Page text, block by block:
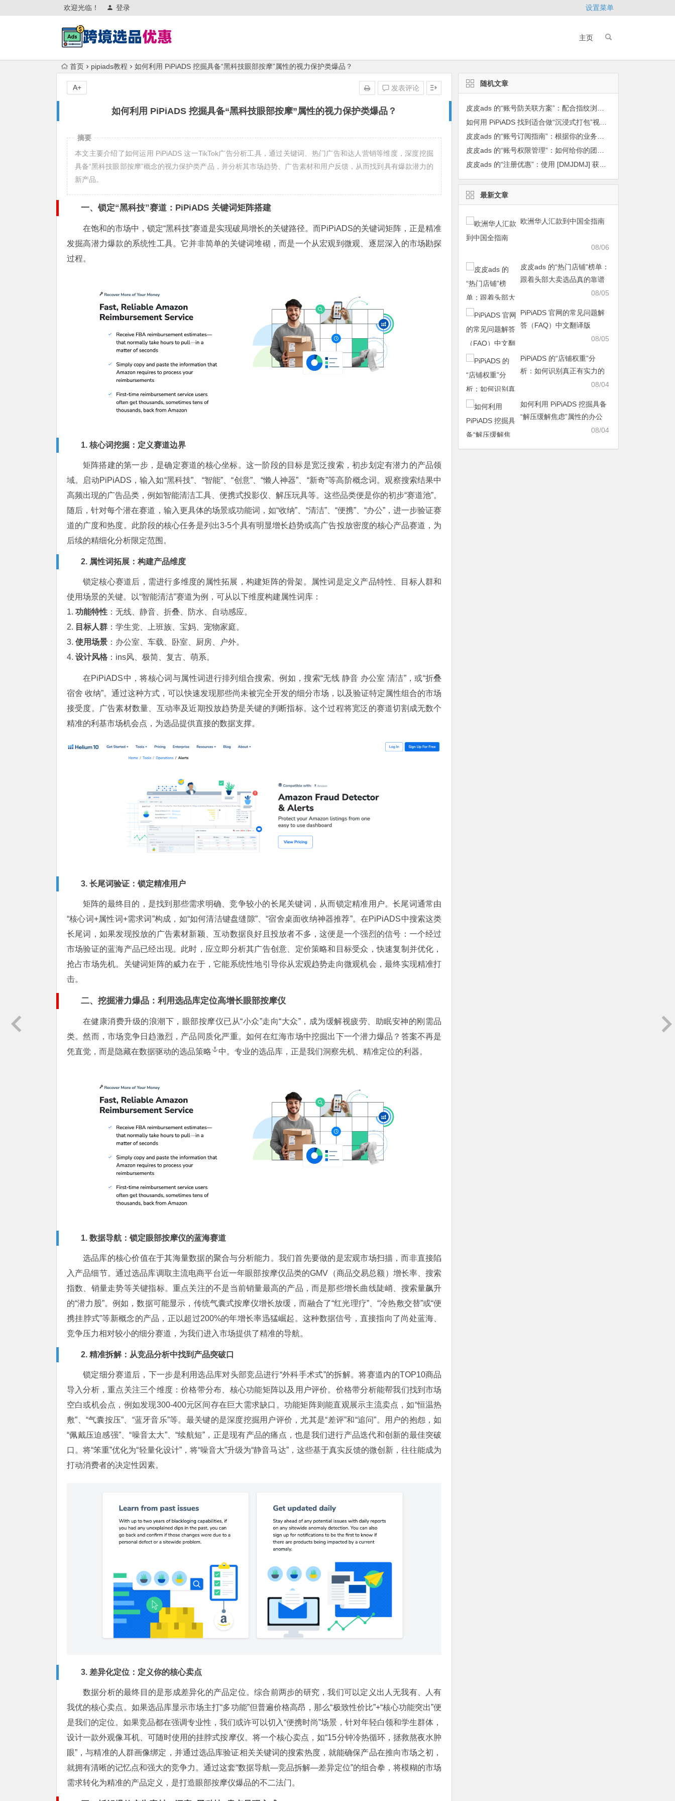
欢迎光临！ 登录 设置菜单
主页
首页 pipiads教程 如何利用 PiPiADS 挖掘具备“黑科技眼部按摩”属性的视力保护类爆品？
如何利用 PiPiADS 挖掘具备“黑科技眼部按摩”属性的视力保护类爆品？
发表评论
A+
摘要
本文主要介绍了如何运用 PiPiADS 这一TikTok广告分析工具，通过关键词、热门广告和达人营销等维度，深度挖掘
具备“黑科技眼部按摩”概念的视力保护类产品，并分析其市场趋势、广告素材和用户反馈，从而找到具有爆款潜力的
新产品。
一、锁定“黑科技”赛道：PiPiADS 关键词矩阵搭建
在饱和的市场中，锁定“黑科技”赛道是实现破局增长的关键路径。而PiPiADS的关键词矩阵，正是精准
发掘高潜力爆款的系统性工具。它并非简单的关键词堆砌，而是一个从宏观到微观、逐层深入的市场勘探
过程。
1. 核心词挖掘：定义赛道边界
矩阵搭建的第一步，是确定赛道的核心坐标。这一阶段的目标是宽泛搜索，初步划定有潜力的产品领
域。启动PiPiADS，输入如“黑科技”、“智能”、“创意”、“懒人神器”、“新奇”等高阶概念词。观察搜索结果中
高频出现的广告品类，例如智能清洁工具、便携式投影仪、解压玩具等。这些品类便是你的初步“赛道池”。
随后，针对每个潜在赛道，输入更具体的场景或功能词，如“收纳”、“清洁”、“便携”、“办公”，进一步验证赛
道的广度和热度。此阶段的核心任务是列出3-5个具有明显增长趋势或高广告投放密度的核心产品赛道，为
后续的精细化分析限定范围。
2. 属性词拓展：构建产品维度
锁定核心赛道后，需进行多维度的属性拓展，构建矩阵的骨架。属性词是定义产品特性、目标人群和
使用场景的关键。以“智能清洁”赛道为例，可从以下维度构建属性词库：
1. 功能特性 ：无线、静音、折叠、防水、自动感应。
2. 目标人群 ：学生党、上班族、宝妈、宠物家庭。
3. 使用场景 ：办公室、车载、卧室、厨房、户外。
4. 设计风格 ：ins风、极简、复古、萌系。
在PiPiADS中，将核心词与属性词进行排列组合搜索。例如，搜索“无线 静音 办公室 清洁”，或“折叠
宿舍 收纳”。通过这种方式，可以快速发现那些尚未被完全开发的细分市场，以及验证特定属性组合的市场
接受度。广告素材数量、互动率及近期投放趋势是关键的判断指标。这个过程将宽泛的赛道切割成无数个
精准的利基市场机会点，为选品提供直接的数据支撑。
3. 长尾词验证：锁定精准用户
矩阵的最终目的，是找到那些需求明确、竞争较小的长尾关键词，从而锁定精准用户。长尾词通常由
“核心词+属性词+需求词”构成，如“如何清洁键盘缝隙”、“宿舍桌面收纳神器推荐”。在PiPiADS中搜索这类
长尾词，如果发现投放的广告素材新颖、互动数据良好且投放者不多，这便是一个强烈的信号：一个经过
市场验证的蓝海产品已经出现。此时，应立即分析其广告创意、定价策略和目标受众，快速复制并优化，
抢占市场先机。关键词矩阵的威力在于，它能系统性地引导你从宏观趋势走向微观机会，最终实现精准打
击。
二、挖掘潜力爆品：利用选品库定位高增长眼部按摩仪
在健康消费升级的浪潮下，眼部按摩仪已从“小众”走向“大众”，成为缓解视疲劳、助眠安神的刚需品
类。然而，市场竞争日趋激烈，产品同质化严重。如何在红海市场中挖掘出下一个潜力爆品？答案不再是
凭直觉，而是隐藏在数据驱动的选品策略 中。专业的选品库，正是我们洞察先机、精准定位的利器。
1. 数据导航：锁定眼部按摩仪的蓝海赛道
选品库的核心价值在于其海量数据的聚合与分析能力。我们首先要做的是宏观市场扫描，而非直接陷
入产品细节。通过选品库调取主流电商平台近一年眼部按摩仪品类的GMV（商品交易总额）增长率、搜索
指数、销量走势等关键指标。重点关注的不是当前销量最高的产品，而是那些增长曲线陡峭、搜索量飙升
的“潜力股”。例如，数据可能显示，传统气囊式按摩仪增长放缓，而融合了“红光理疗”、“冷热敷交替”或“便
携挂脖式”等新概念的产品，正以超过200%的年增长率迅猛崛起。这种数据信号，直接指向了尚处蓝海、
竞争压力相对较小的细分赛道，为我们进入市场提供了精准的导航。
2. 精准拆解：从竞品分析中找到产品突破口
锁定细分赛道后，下一步是利用选品库对头部竞品进行“外科手术式”的拆解。将赛道内的TOP10商品
导入分析，重点关注三个维度：价格带分布、核心功能矩阵以及用户评价。价格带分析能帮我们找到市场
空白或机会点，例如发现300-400元区间存在巨大需求缺口。功能矩阵则能直观展示主流卖点，如“恒温热
敷”、“气囊按压”、“蓝牙音乐”等。最关键的是深度挖掘用户评价，尤其是“差评”和“追问”。用户的抱怨，如
“佩戴压迫感强”、“噪音太大”、“续航短”，正是现有产品的痛点，也是我们进行产品迭代和创新的最佳突破
口。将“笨重”优化为“轻量化设计”，将“噪音大”升级为“静音马达”，这些基于真实反馈的微创新，往往能成为
打动消费者的决定性因素。
3. 差异化定位：定义你的核心卖点
数据分析的最终目的是形成差异化的产品定位。综合前两步的研究，我们可以定义出人无我有、人有
我优的核心卖点。如果选品库显示市场主打“多功能”但普遍价格高昂，那么“极致性价比”+“核心功能突出”便
是我们的定位。如果竞品都在强调专业性，我们或许可以切入“便携时尚”场景，针对年轻白领和学生群体，
设计一款外观像耳机、可随时使用的挂脖式按摩仪。将一个核心卖点，如“15分钟冷热循环，拯救熬夜水肿
眼”，与精准的人群画像绑定，并通过选品库验证相关关键词的搜索热度，就能确保产品在推向市场之初，
就拥有清晰的记忆点和强大的竞争力。通过这套“数据导航—竞品拆解—差异定位”的组合拳，将模糊的市场
需求转化为精准的产品定义，是打造眼部按摩仪爆品的不二法门。
随机文章
如何用 PiPiADS 找到适合做“沉浸式打包”视频的产品？
皮皮ads 的“注册优惠”：使用 [DMJDMJ] 获得专属返现奖励
最新文章
欧洲华人汇款到中国全指南
08/06
皮皮ads 的“热门店铺”榜单：
跟着头部大卖选品真的靠谱
08/05
PiPiADS 官网的常见问题解
答（FAQ）中文翻译版
08/05
PiPiADS 的“店铺权重”分
析：如何识别真正有实力的
08/04
如何利用 PiPiADS 挖掘具备
“解压缓解焦虑”属性的办公
08/04